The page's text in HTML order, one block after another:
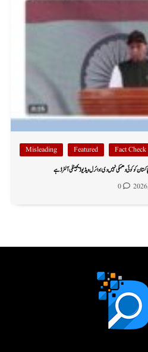
Fact Check
Featured
Misleading
کو کوئی دھمکی نہیں دی؛ وائرل ویڈیو ڈیجیٹلی آلٹرڈ ہے
0